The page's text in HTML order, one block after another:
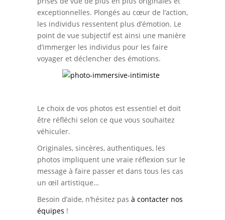
exceptionnelles. Plongés au cœur de l’action,
les individus ressentent plus d’émotion. Le
point de vue subjectif est ainsi une manière
d’immerger les individus pour les faire
voyager et déclencher des émotions.
Le choix de vos photos est essentiel et doit
être réfléchi selon ce que vous souhaitez
véhiculer.
Originales, sincères, authentiques, les
photos impliquent une vraie réflexion sur le
message à faire passer et dans tous les cas
un œil artistique…
Besoin d’aide, n’hésitez pas à contacter nos
équipes !